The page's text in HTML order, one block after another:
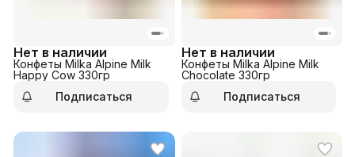
Нет в наличии
Конфеты Milka Alpine Milk
Happy Cow 330гр
Подписаться
Нет в наличии
Конфеты Milka Alpine Milk
Chocolate 330гр
Подписаться